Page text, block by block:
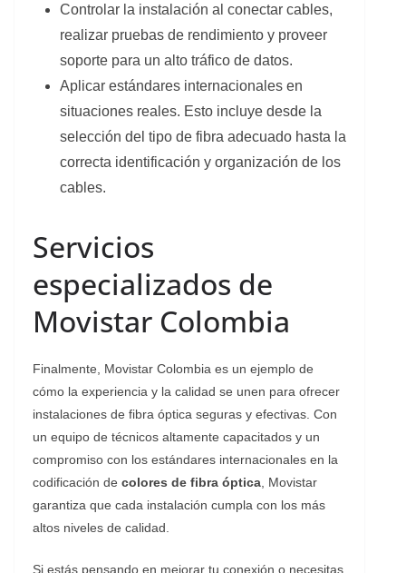
Controlar la instalación al conectar cables,
realizar pruebas de rendimiento y proveer
soporte para un alto tráfico de datos.
Aplicar estándares internacionales en
situaciones reales. Esto incluye desde la
selección del tipo de fibra adecuado hasta la
correcta identificación y organización de los
cables.
Servicios
especializados de
Movistar Colombia
Finalmente, Movistar Colombia es un ejemplo de
cómo la experiencia y la calidad se unen para ofrecer
instalaciones de fibra óptica seguras y efectivas. Con
un equipo de técnicos altamente capacitados y un
compromiso con los estándares internacionales en la
codificación de colores de fibra óptica , Movistar
garantiza que cada instalación cumpla con los más
altos niveles de calidad.
Si estás pensando en mejorar tu conexión o necesitas